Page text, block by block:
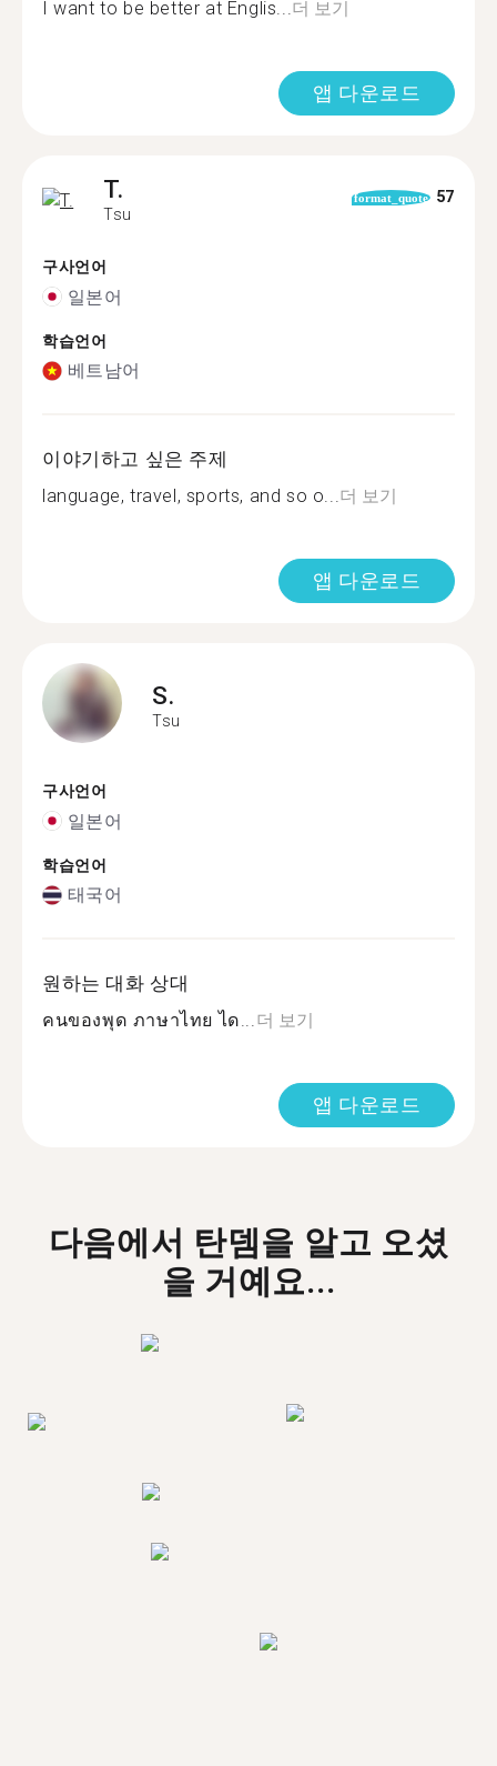
I want to be better at Englis...더 보기
앱 다운로드
T.
Tsu
format_quote 57
구사언어
일본어
학습언어
베트남어
이야기하고 싶은 주제
language, travel, sports, and so o...더 보기
앱 다운로드
S.
Tsu
구사언어
일본어
학습언어
태국어
원하는 대화 상대
คนของพุด ภาษาไทย ได...더 보기
앱 다운로드
다음에서 탄뎀을 알고 오셨
을 거예요...